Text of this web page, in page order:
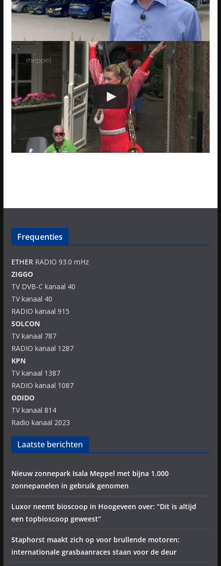
Frequenties
ETHERRADIO 93.0 mHz
ZIGGO
TV DVB-C kanaal 40
TV kanaal 40
RADIO kanaal 915
SOLCON
TV kanaal 787
RADIO kanaal 1287
KPN
TV kanaal 1387
RADIO kanaal 1087
ODIDO
TV kanaal 814
Radio kanaal 2023
Laatste berichten
Nieuw zonnepark Isala Meppel met bijna 1.000
zonnepanelen in gebruik genomen
Luxor neemt bioscoop in Hoogeveen over: “Dit is altijd
een topbioscoop geweest”
Staphorst maakt zich op voor brullende motoren:
internationale grasbaanraces staan voor de deur